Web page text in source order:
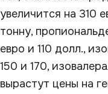
увеличится на 310
тонну,
евро и 110 долл.,
150 и 170,
вырастут цены на